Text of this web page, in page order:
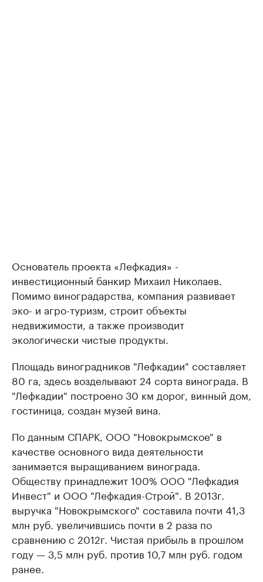
Основатель проекта «Лефкадия» -
инвестиционный банкир Михаил Николаев.
Помимо виноградарства, компания развивает
эко- и агро-туризм, строит объекты
недвижимости, а также производит
экологически чистые продукты.
Площадь виноградников "Лефкадии" составляет
80 га, здесь возделывают 24 сорта винограда. В
"Лефкадии" построено 30 км дорог, винный дом,
гостиница, создан музей вина.
По данным СПАРК, ООО "Новокрымское" в
качестве основного вида деятельности
занимается выращиванием винограда.
Обществу принадлежит 100% ООО "Лефкадия
Инвест" и ООО "Лефкадия-Строй". В 2013г.
выручка "Новокрымского" составила почти 41,3
млн руб. увеличившись почти в 2 раза по
сравнению с 2012г. Чистая прибыль в прошлом
году — 3,5 млн руб. против 10,7 млн руб. годом
ранее.